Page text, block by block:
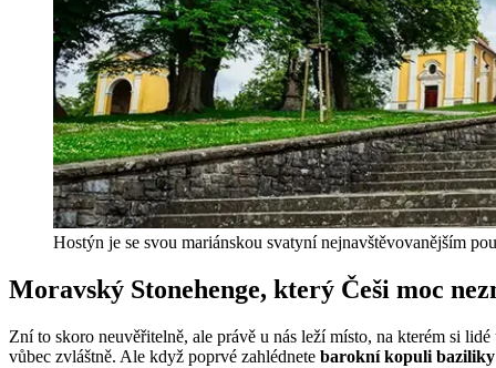
Hostýn je se svou mariánskou svatyní nejnavštěvovanějším
Moravský Stonehenge, který Češi moc
Zní to skoro neuvěřitelně, ale právě u nás leží místo, na kterém si
vůbec zvláštně. Ale když poprvé zahlédnete barokní kopuli baziliky